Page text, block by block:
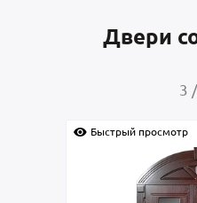
Двери
4 /
Быстрый просмотр